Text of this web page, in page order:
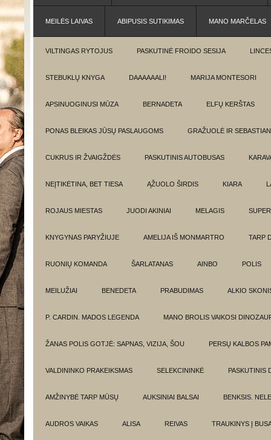
MEILĖS LAIVAS ABIPUSIS SUTIKIMAS MANO MARČELAS
VILTINGAS RYTOJUS PASKUTINĖ FROIDO SESIJA
STEBUKLŲ KNYGA DAAAAAALI! MARIJA MONTESORI
APSINUOGINUSI MŪZA BERNADETA ELFŲ KERŠTAS
PONAS BLEIKAS JŪSŲ PASLAUGOMS GRAŽUOLĖ IR
CUKRUS IR ŽVAIGŽDĖS PASKUTINIS AUTOBUSAS
NEĮTIKĖTINA, BET TIESA ĄŽUOLO ŠIRDIS KIARA
ROJAUS MIESTAS JUODI AKINIAI MELAGIS
KNYGYNAS PARYŽIUJE AMELIJA IŠ MONMARTRO TARP
RUONIŲ KOMANDA ŠARLATANAS AINBO POLIS
MEILUŽIAI BENEDETA PRABUDIMAS ALKIO
P. CARDIN. MADOS LEGENDA MANO BROLIS VAIKOSI
ŽANAS POLIS GOTJĖ: SAPNAS, VIZIJA, ŠOU PERSŲ KALBOS
VALDININKO PRAKEIKSMAS SELEKCININKĖ PASKUTINIS
AMŽINYBĖ TARP MŪSŲ AUKSINIAI BALSAI BENKSIS.
AUDROS VAIKAS ALISA REIVAS TRAUKINYS Į